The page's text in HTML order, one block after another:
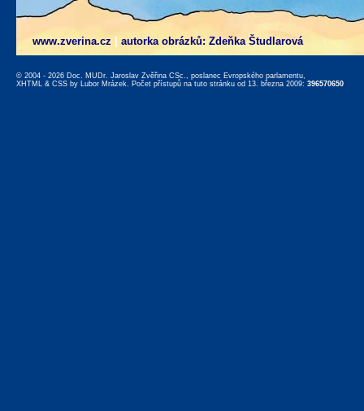
www.zverina.cz autorka obrázků: Zdeňka Študlarová
© 2004 - 2026 Doc. MUDr. Jaroslav Zvěřina CSc., poslanec Evropského parlamentu,
XHTML & CSS by Lubor Mrázek. Počet přístupů na tuto stránku od 13. března 2009: 396570650